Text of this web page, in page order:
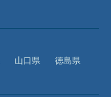
山口県
徳島県